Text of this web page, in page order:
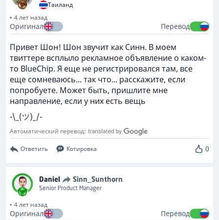
Таиланд
4 лет назад
Оригинал Перевод
Привет Шон! Шон звучит как Синн. В моем
твиттере всплыло рекламное объявление о каком-
то BlueChip. Я еще не регистрировался там, все
еще сомневаюсь... так что... расскажите, если
попробуете. Может быть, пришлите мне
направление, если у них есть вещь
¯\_(ツ)_/¯
Автоматический перевод:
Ответить Котировка 0
Daniel Sinn_Sunthorn
Senior Product Manager
4 лет назад
Оригинал Перевод